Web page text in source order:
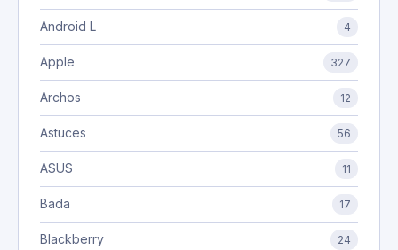
Android L 4
Apple 327
Archos 12
Astuces 56
ASUS 11
Bada 17
Blackberry 24